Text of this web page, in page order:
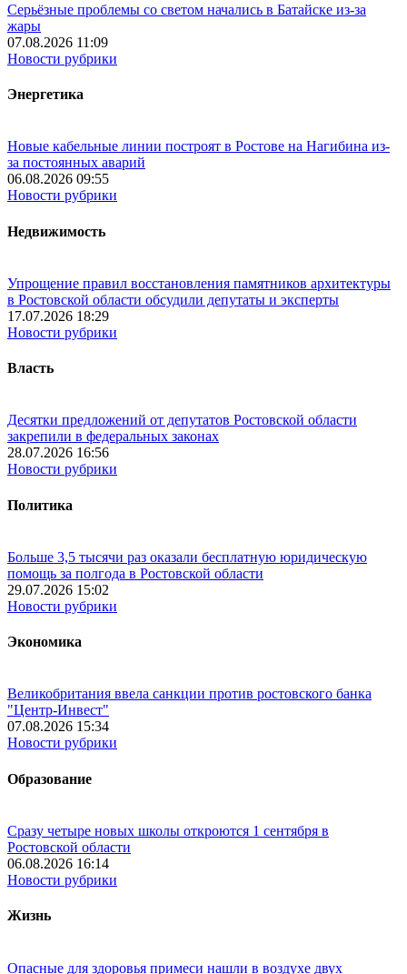
Серьёзные проблемы со светом начались в Батайске из-за
жары
07.08.2026 11:09
Новости рубрики
Энергетика
Новые кабельные линии построят в Ростове на Нагибина из-
за постоянных аварий
06.08.2026 09:55
Новости рубрики
Недвижимость
Упрощение правил восстановления памятников архитектуры
в Ростовской области обсудили депутаты и эксперты
17.07.2026 18:29
Новости рубрики
Власть
Десятки предложений от депутатов Ростовской области
закрепили в федеральных законах
28.07.2026 16:56
Новости рубрики
Политика
Больше 3,5 тысячи раз оказали бесплатную юридическую
помощь за полгода в Ростовской области
29.07.2026 15:02
Новости рубрики
Экономика
Великобритания ввела санкции против ростовского банка
"Центр-Инвест"
07.08.2026 15:34
Новости рубрики
Образование
Сразу четыре новых школы откроются 1 сентября в
Ростовской области
06.08.2026 16:14
Новости рубрики
Жизнь
Опасные для здоровья примеси нашли в воздухе двух